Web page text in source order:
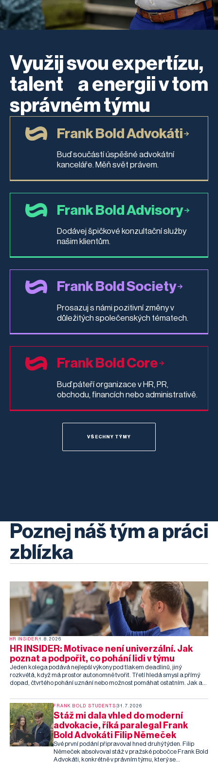
Využij svou expertízu,
talent a energii v tom
správném týmu
Frank Bold Advokáti
Buď součástí úspěšné advokátní
kanceláře. Měň svět právem.
Frank Bold Advisory
Dodávej špičkové konzultační služby
našim klientům.
Frank Bold Society
Prosazuj s námi pozitivní změny v
důležitých společenských tématech.
Frank Bold Core
Buď páteří organizace v HR, PR,
obchodu, financích nebo administrativě.
VŠECHNY TÝMY
Poznej náš tým a práci
zblízka
HR INSIDER 1.8.2026
HR INSIDER: Motivace není univerzální. Jak
poznat a podpořit, co pohání lidi v týmu
Jeden kolega podává nejlepší výkony pod tlakem deadlinů, jiný
rozkvétá, když má prostor autonomně tvořit. Třetí hledá smysl a přímý
dopad, čtvrtého pohání uznání nebo možnost pomáhat ostatním. Jak ale
FRANK BOLD STUDENTS 31.7.2026
Stáž mi dala vhled do moderní
advokacie, říká paralegal Frank
Bold Advokáti Filip Němeček
Své první podání připravoval hned druhý týden. Filip
Němeček absolvoval stáž v pražské pobočce Frank Bold
Advokáti, konkrétně v právním týmu, který se